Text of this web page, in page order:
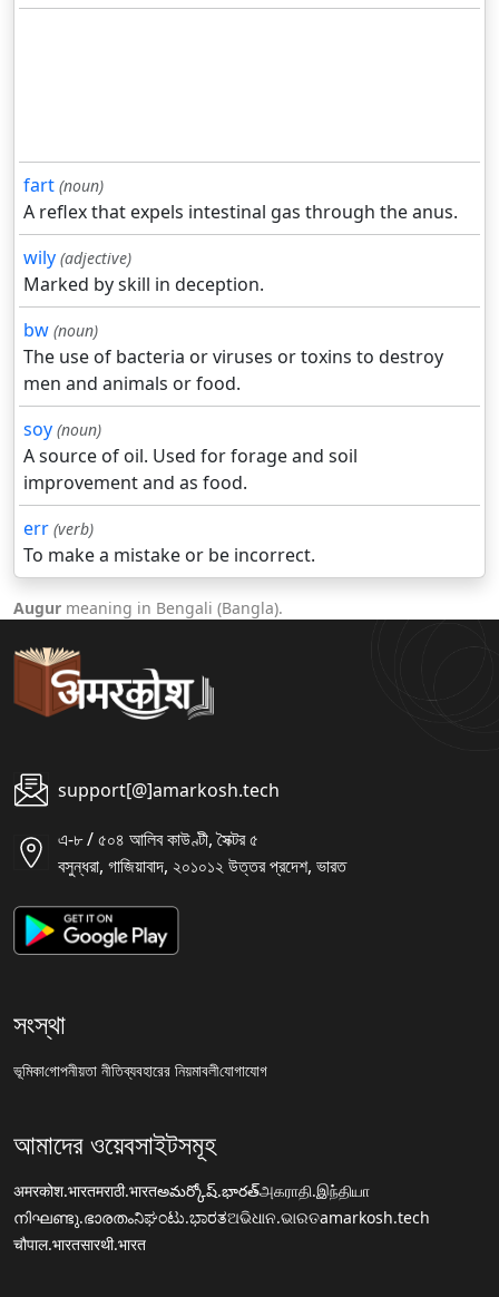
fart (noun)
A reflex that expels intestinal gas through the anus.
wily (adjective)
Marked by skill in deception.
bw (noun)
The use of bacteria or viruses or toxins to destroy
men and animals or food.
soy (noun)
A source of oil. Used for forage and soil
improvement and as food.
err (verb)
To make a mistake or be incorrect.
Augur meaning in Bengali (Bangla).
support[@]amarkosh.tech
এ-৮ / ৫০৪ আলিব কাউণ্টী, সৈক্টর ৫
বসুন্ধরা, গাজিয়াবাদ, ২০১০১২ উত্তর প্রদেশ, ভারত
সংস্থা
ভূমিকাগোপনীয়তা নীতিব্যবহারের নিয়মাবলীযোগাযোগ
আমাদের ওয়েবসাইটসমূহ
अमरकोश.भारतमराठी.भारतఅమర్కోష్.భారత్அகராதி.இந்தியா
നിഘണ്ടു.ഭാരതംನಿಘಂಟು.ಭಾರತଅଭିଧାନ.ଭାରତamarkosh.tech
चौपाल.भारतसारथी.भारत